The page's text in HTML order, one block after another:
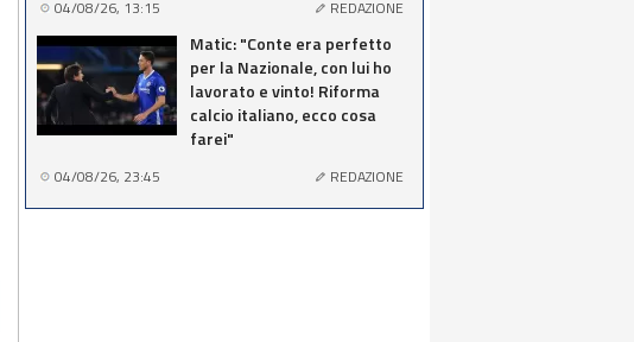
04/08/26, 13:15 REDAZIONE
Matic: "Conte era perfetto
per la Nazionale, con lui ho
lavorato e vinto! Riforma
calcio italiano, ecco cosa
farei"
04/08/26, 23:45 REDAZIONE